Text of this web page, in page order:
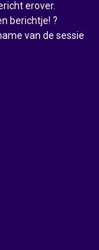
erover.
berichtje! ?
van de sessie